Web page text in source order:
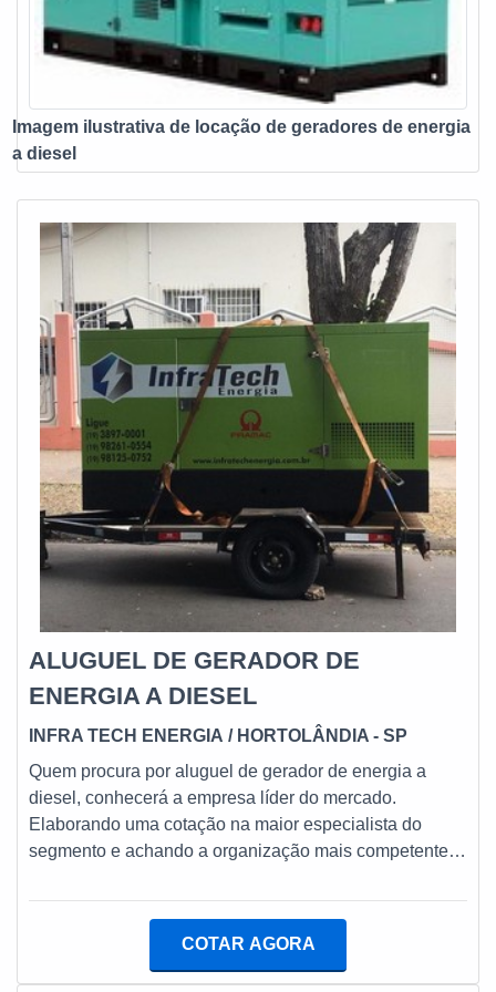
clientes.GARANTIA DE QUALIDADE
COMPROVADASomente na E. C. A. Equipamentos
Eletrônicos tem o que há de melhor no mercado de vendas
e assistência técnica de no-break, estabilizadores, grupo
gerador e instalações elétricas. É sempre a opção mais
confiável, disponibilizando itens como chave de
segmento, a empresa consegue também proporcionar um
atendimento cuidadoso e que busca a satisfação do cliente.
A E. C. A. Equipamentos Eletrônicos é uma empresa que
tem feito a diferença no mercado por toda seriedade e
qualidade o que garante a melhor experiência para
parceiros novos e antigos....
Imagem ilustrativa de locação de geradores de energia
a diesel
ALUGUEL DE GERADOR DE
ENERGIA A DIESEL
INFRA TECH ENERGIA / HORTOLÂNDIA - SP
Quem procura por aluguel de gerador de energia a
diesel, conhecerá a empresa líder do mercado.
Elaborando uma cotação na maior especialista do
segmento e achando a organização mais competente
GERADOR DE ENERGIA A DIESELSe alguém
A empresa atua com venda de geradores de energia e
COTAR AGORA